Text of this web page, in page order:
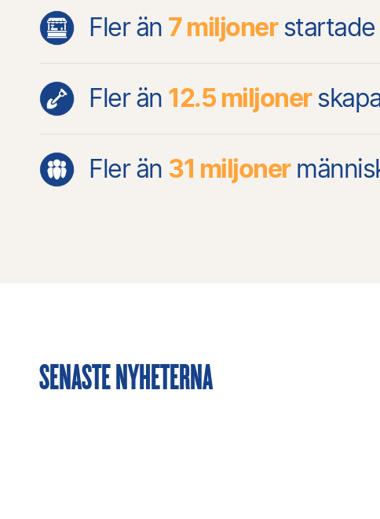
Fler än 7 miljonerstartade
Fler än 12.5 miljoner
Fler än 31 miljoner
SENASTE NYHETERNA